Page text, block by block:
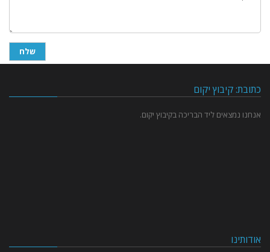
כתובת: קיבוץ יקום
אנחנו נמצאים ליד הבריכה בקיבוץ יקום.
אודותינו